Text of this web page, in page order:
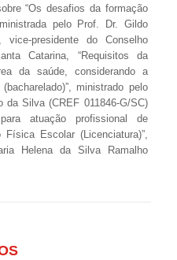
“Os desafios da formação
pelo Prof. Dr. Gildo
vice-presidente do Conselho
Catarina, “Requisitos da
da saúde, considerando a
ministrado pelo
da Silva (CREF 011846-G/SC)
atuação profissional de
Escolar (Licenciatura)”,
Helena da Silva Ramalho